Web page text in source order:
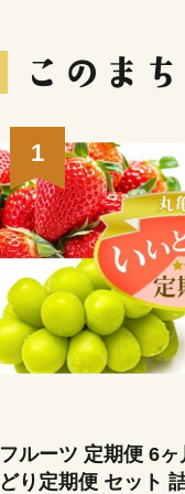
1
フルーツ 定期便 6
どり定期便 セット